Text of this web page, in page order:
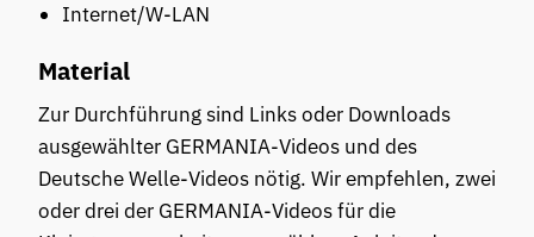
Internet/W-LAN
Material
Zur Durchführung sind Links oder Downloads
ausgewählter GERMANIA-Videos und des
Deutsche Welle-Videos nötig. Wir empfehlen, zwei
oder drei der GERMANIA-Videos für die